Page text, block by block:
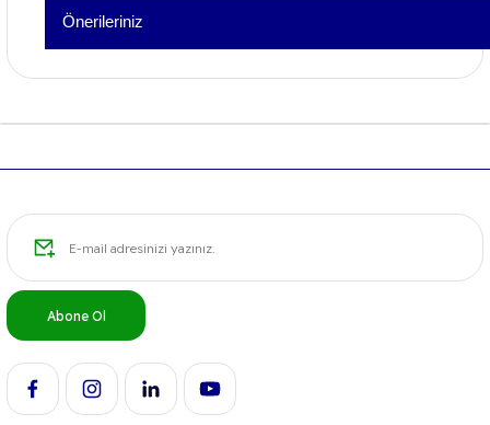
Önerileriniz
Görüş ve önerileriniz için teşekkür ederiz.
Ürün açıklamasında eksik bilgiler bulunuyor.
Ürün bilgilerinde hatalar bulunuyor.
Bu ürüne benzer farklı alternatifler olmalı.
Abone Ol